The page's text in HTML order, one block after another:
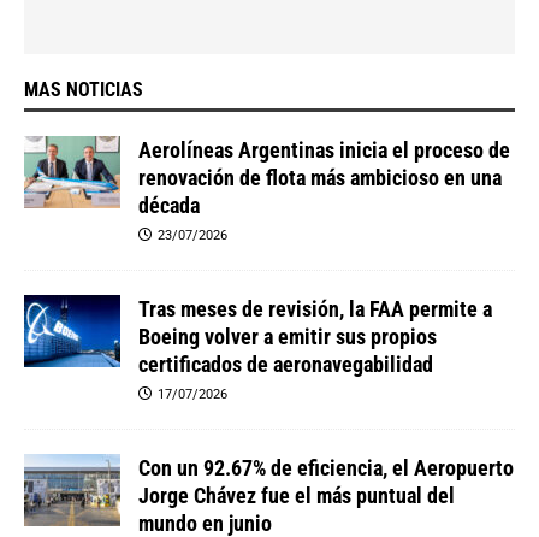
MAS NOTICIAS
Aerolíneas Argentinas inicia el proceso de
renovación de flota más ambicioso en una
década
23/07/2026
Tras meses de revisión, la FAA permite a
Boeing volver a emitir sus propios
certificados de aeronavegabilidad
17/07/2026
Con un 92.67% de eficiencia, el Aeropuerto
Jorge Chávez fue el más puntual del
mundo en junio